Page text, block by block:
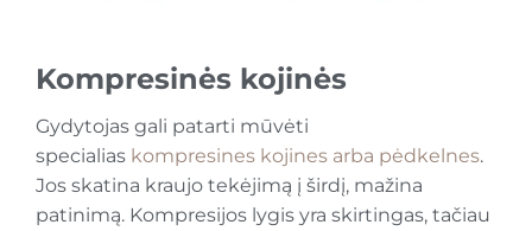
Kompresinės kojinės
Gydytojas gali patarti mūvėti
specialias kompresines kojines arba pėdkelnes.
Jos skatina kraujo tekėjimą į širdį, mažina
patinimą. Kompresijos lygis yra skirtingas, tačiau